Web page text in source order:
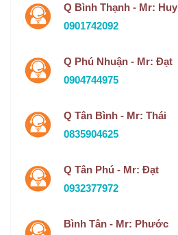
Q Bình Thạnh - Mr: Huy
0901742092
Q Phú Nhuận - Mr: Đạt
0904744975
Q Tân Bình - Mr: Thái
0835904625
Q Tân Phú - Mr: Đạt
0932377972
Bình Tân - Mr: Phước